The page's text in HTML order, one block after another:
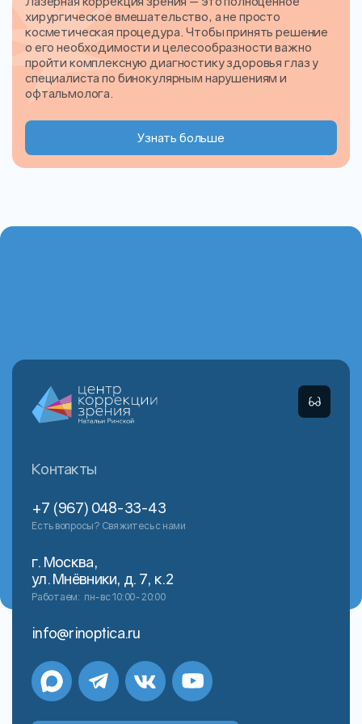
хирургическое вмешательство, а не просто
косметическая процедура. Чтобы принять решение
о его необходимости и целесообразности важно
пройти комплексную диагностику здоровья глаз у
специалиста по бинокулярным нарушениям и
офтальмолога.
Узнать больше
Контакты
+7 (967) 048-33-43
Есть вопросы? Свяжитесь с нами
г. Москва,
ул. Мнёвники, д. 7, к.2
Работаем: пн-вс 10:00-20:00
info@rinoptica.ru